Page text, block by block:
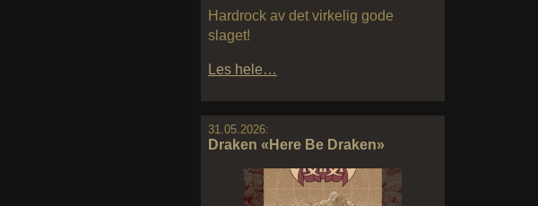
Hardrock av det virkelig gode
slaget!
Les hele…
31.05.2026:
Draken «Here Be Draken»